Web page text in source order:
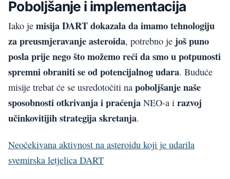
Poboljšanje i implementacija
Iako je misija DART dokazala da imamo tehnologiju
za preusmjeravanje asteroida, potrebno je još puno
posla prije nego što možemo reći da smo u potpunosti
spremni obraniti se od potencijalnog udara. Buduće
misije trebat će se usredotočiti na poboljšanje naše
sposobnosti otkrivanja i praćenja NEO-a i razvoj
učinkovitijih strategija skretanja.
Neočekivana aktivnost na asteroidu koji je udarila
svemirska letjelica DART